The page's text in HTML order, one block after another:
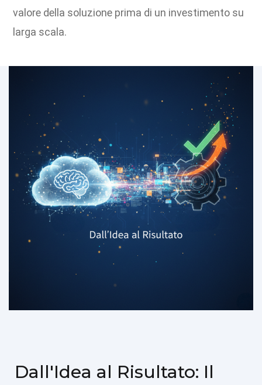
valore della soluzione prima di un investimento su
larga scala.
Dall'Idea al Risultato: Il